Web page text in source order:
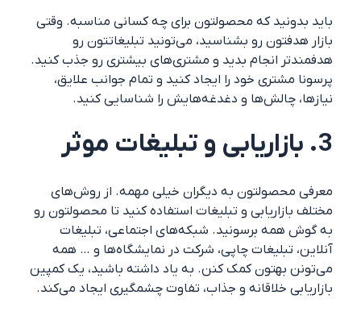
باید بدونید که محصولتون برای چه کسانی مناسبه. وقتی
بازار هدفتون رو بشناسید، می‌تونید تبلیغاتتون رو
هدفمندتر انجام بدید و مشتری‌های بیشتری رو جذب کنید.
پرسونا مشتری خود را ایجاد کنید و تمام جوانب علایق،
نیازها، چالش‌ها و دغدغه‌هایش را شناسایی کنید.
3. بازاریابی و تبلیغات موثر
معرفی محصولتون به دیگران خیلی مهمه. از روش‌های
مختلف بازاریابی و تبلیغات استفاده کنید تا محصولتون رو
به گوش همه برسونید. شبکه‌های اجتماعی، تبلیغات
آنلاین، تبلیغات چاپی، شرکت در نمایشگاه‌ها و … همه
می‌تونن بهتون کمک کنن. به یاد داشته باشید، یک کمپین
بازاریابی خلاقانه و جذاب، تفاوت چشمگیری ایجاد می‌کند.